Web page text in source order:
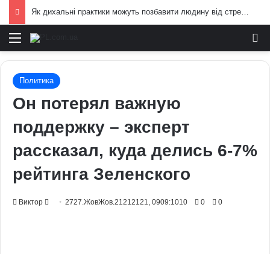
Як дихальні практики можуть позбавити людину від стресу: пояснення експертів
Меню
Политика
Он потерял важную
поддержку – эксперт
рассказал, куда делись 6-7%
рейтинга Зеленского
Виктор
Send2727.ЖовЖов.21212121, 0909:1010 0 0